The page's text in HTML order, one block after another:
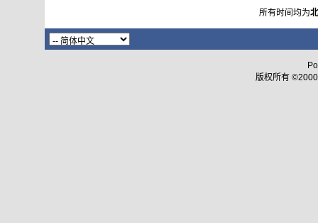
所有时间均为
版权所有